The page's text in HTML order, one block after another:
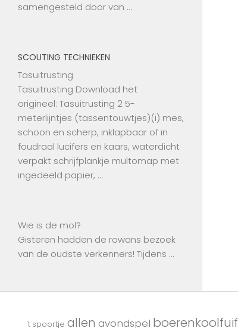
samengesteld door van …
SCOUTING TECHNIEKEN
Tasuitrusting
Tasuitrusting Download het
origineel: Tasuitrusting 2 5-
meterlijntjes (tassentouwtjes)(i) mes,
schoon en scherp, inklapbaar of in
foudraal lucifers en kaars, waterdicht
verpakt schrijfplankje multomap met
ingedeeld papier, …
Wie is de mol?
Gisteren hadden de rowans bezoek
van de oudste verkenners! Tijdens …
't spoortje allen avondspel boerenkoolfuif